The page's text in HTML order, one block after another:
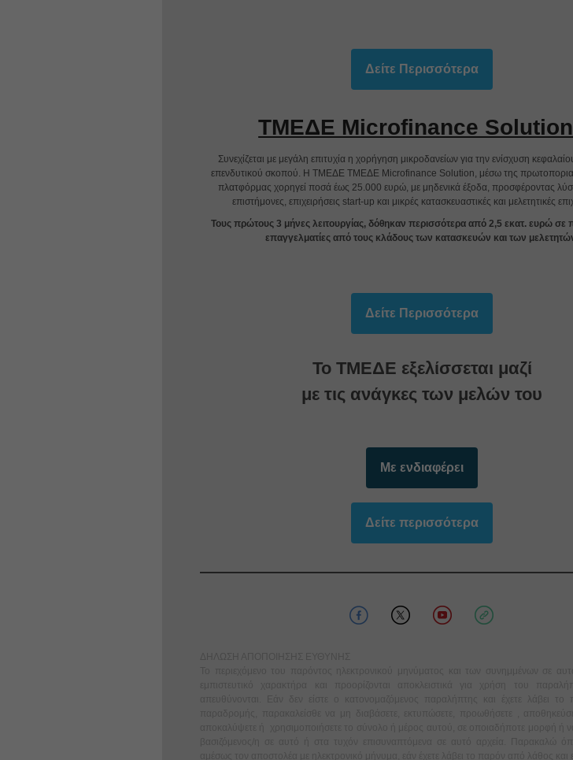
Δείτε Περισσότερα
ΤΜΕΔΕ Microfinance
Συνεχίζεται με μεγάλη επιτυχία η χορήγηση μικροδανείων για την ενίσχυση
επενδυτικού σκοπού. Η ΤΜΕΔΕ ΤΜΕΔΕ Microfinance Solution, μέσω της
πλατφόρμας χορηγεί ποσά έως 25.000 ευρώ, με μηδενικά έξοδα, προσφέροντας
επιστήμονες, επιχειρήσεις start-up και μικρές κατασκευαστικές και μελετητικές
Τους πρώτους 3 μήνες λειτουργίας, δόθηκαν περισσότερα από 2,5 εκατ. ευρώ
επαγγελματίες από τους κλάδους των κατασκευών και των
Δείτε Περισσότερα
Το ΤΜΕΔΕ εξελίσσεται μαζί
με τις ανάγκες των μελών του
Με ενδιαφέρει
Δείτε περισσότερα